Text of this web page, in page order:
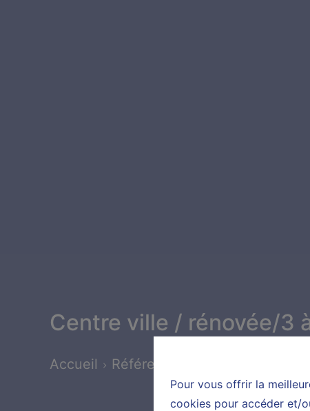
Pour vous offrir la
cookies pour accéder et/
Centre ville / rénovée/3
Accueil Références Centre ville /